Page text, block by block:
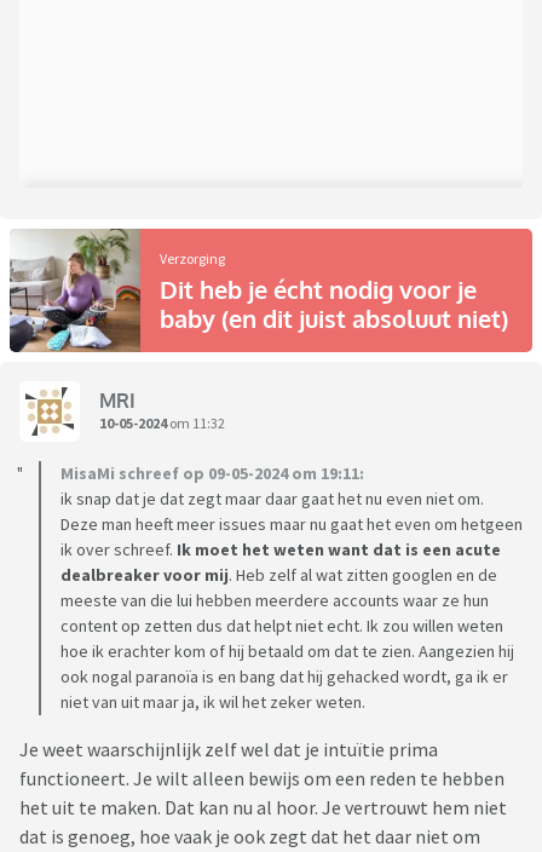
Verzorging
Dit heb je écht nodig voor je
baby (en dit juist absoluut niet)
MRI
10-05-2024om 11:32
MisaMi schreef op 09-05-2024 om 19:11:
ik snap dat je dat zegt maar daar gaat het nu even niet om.
Deze man heeft meer issues maar nu gaat het even om hetgeen
ik over schreef. Ik moet het weten want dat is een acute
dealbreaker voor mij. Heb zelf al wat zitten googlen en de
meeste van die lui hebben meerdere accounts waar ze hun
content op zetten dus dat helpt niet echt. Ik zou willen weten
hoe ik erachter kom of hij betaald om dat te zien. Aangezien hij
ook nogal paranoïa is en bang dat hij gehacked wordt, ga ik er
niet van uit maar ja, ik wil het zeker weten.
Je weet waarschijnlijk zelf wel dat je intuïtie prima
functioneert. Je wilt alleen bewijs om een reden te hebben
het uit te maken. Dat kan nu al hoor. Je vertrouwt hem niet
dat is genoeg, hoe vaak je ook zegt dat het daar niet om